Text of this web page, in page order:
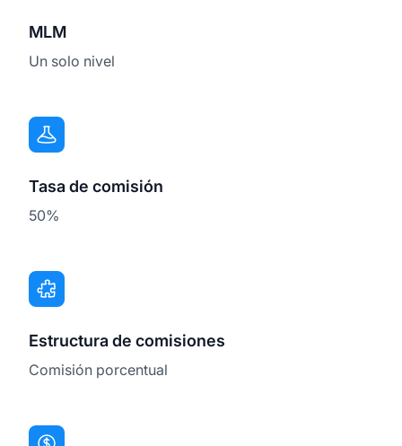
MLM
Un solo nivel
Tasa de comisión
50%
Estructura de comisiones
Comisión porcentual